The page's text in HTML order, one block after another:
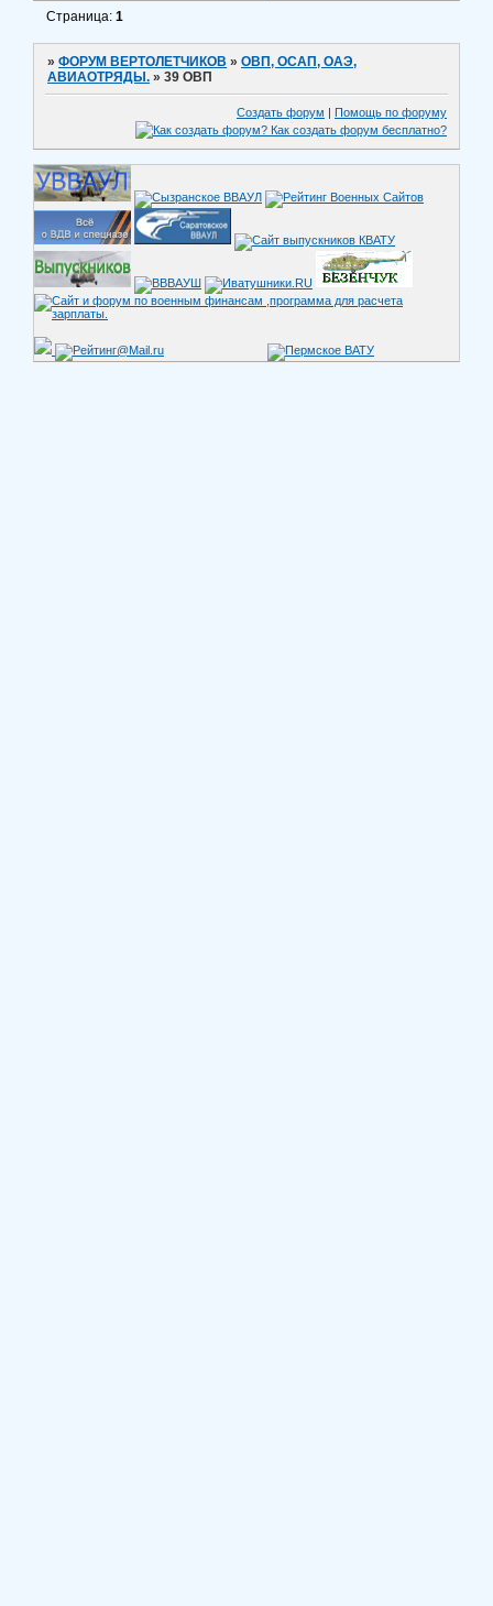
Страница:1
»ФОРУМ ВЕРТОЛЕТЧИКОВ »ОВП, ОСАП, ОАЭ,
АВИАОТРЯДЫ. »39 ОВП
Создать форум | Помощь по форуму